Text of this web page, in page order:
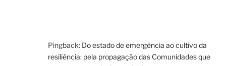
Pingback: Do estado de emergência ao cultivo da
resiliência: pela propagação das Comunidades que